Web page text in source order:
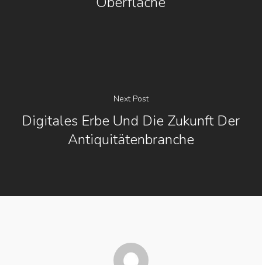
Next Post
Digitales Erbe Und Die Zukunft Der
Antiquitätenbranche